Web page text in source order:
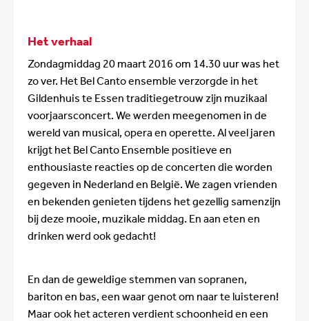
Het verhaal
Zondagmiddag 20 maart 2016 om 14.30 uur was het
zo ver. Het Bel Canto ensemble verzorgde in het
Gildenhuis te Essen traditiegetrouw zijn muzikaal
voorjaarsconcert. We werden meegenomen in de
wereld van musical, opera en operette. Al veel jaren
krijgt het Bel Canto Ensemble positieve en
enthousiaste reacties op de concerten die worden
gegeven in Nederland en België. We zagen vrienden
en bekenden genieten tijdens het gezellig samenzijn
bij deze mooie, muzikale middag. En aan eten en
drinken werd ook gedacht!
En dan de geweldige stemmen van sopranen,
bariton en bas, een waar genot om naar te luisteren!
Maar ook het acteren verdient schoonheid en een